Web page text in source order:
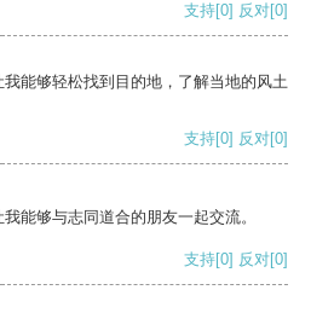
支持[0] 反对[0]
能够轻松找到目的地，了解当地的风土
支持[0] 反对[0]
能够与志同道合的朋友一起交流。
支持[0] 反对[0]